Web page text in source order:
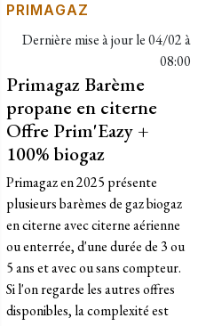
PRIMAGAZ
Dernière mise à jour le04/02 à
08:00
Primagaz Barème
propane en citerne
Offre Prim'Eazy +
100% biogaz
Primagaz en 2025 présente
plusieurs barèmes de gaz biogaz
en citerne avec citerne aérienne
ou enterrée, d'une durée de 3 ou
5 ans et avec ou sans compteur.
Si l'on regarde les autres offres
disponibles, la complexité est